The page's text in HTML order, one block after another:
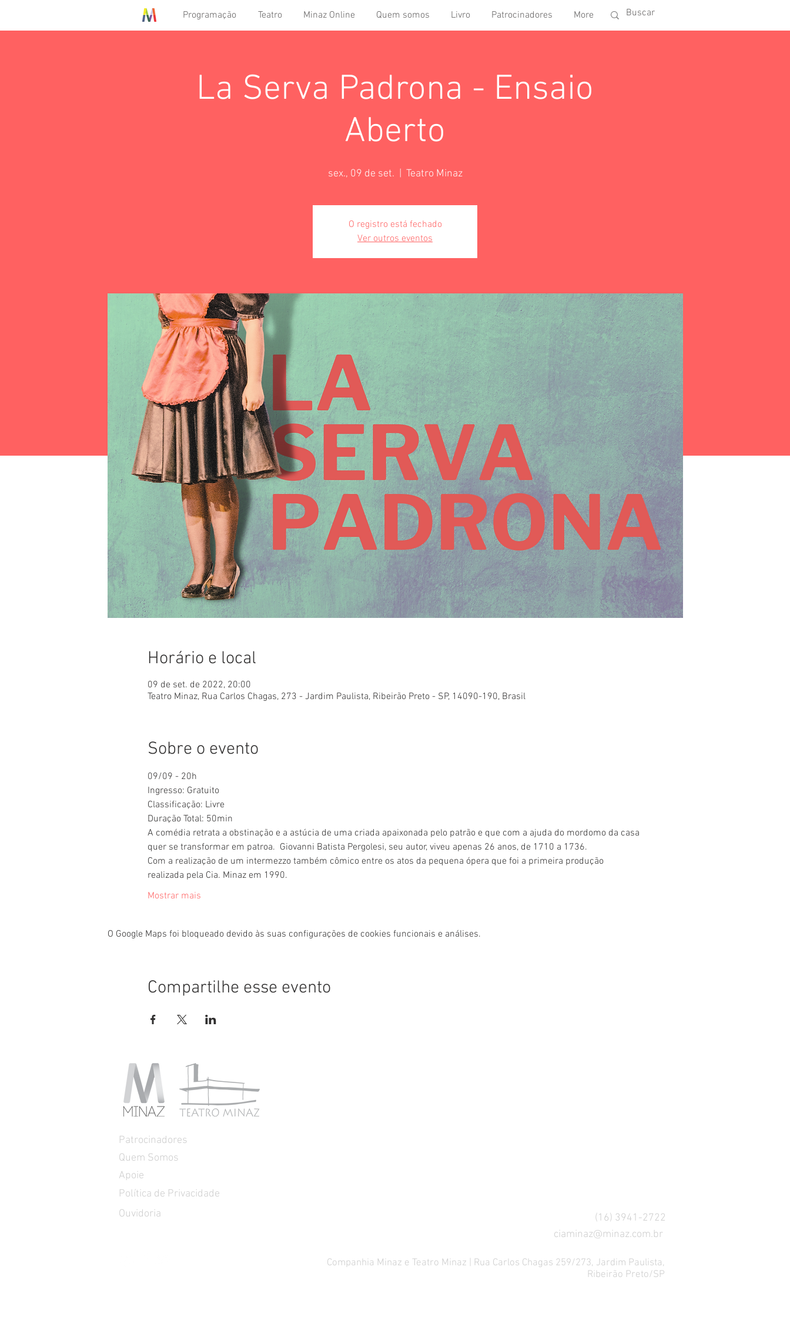
Programação Teatro Minaz Online Quem somos Livro Patrocinadores More
La Serva Padrona - Ensaio
Aberto
sex., 09 de set. Teatro Minaz
O registro está fechado
Ver outros eventos
Horário e local
09 de set. de 2022, 20:00
Teatro Minaz, Rua Carlos Chagas, 273 - Jardim Paulista, Ribeirão Preto - SP, 14090-190, Brasil
Sobre o evento
09/09 - 20h
Ingresso: Gratuito
Classificação: Livre
Duração Total: 50min
A comédia retrata a obstinação e a astúcia de uma criada apaixonada pelo patrão e que com a ajuda do mordomo da casa
quer se transformar em patroa.  Giovanni Batista Pergolesi, seu autor, viveu apenas 26 anos, de 1710 a 1736.
Com a realização de um intermezzo também cômico entre os atos da pequena ópera que foi a primeira produção
realizada pela Cia. Minaz em 1990.
Mostrar mais
O Google Maps foi bloqueado devido às suas configurações de cookies funcionais e análises.
Compartilhe esse evento
Patrocinadores
Quem Somos
Apoie
Política de Privacidade
Ouvidoria
(16) 3941-2722
ciaminaz@minaz.com.br
Companhia Minaz e Teatro Minaz | Rua Carlos Chagas 259/273, Jardim Paulista,
Ribeirão Preto/SP